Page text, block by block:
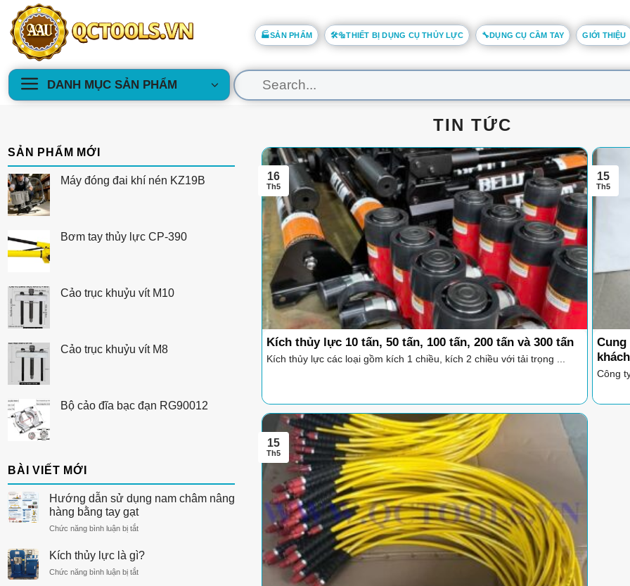
Skip
content
🏭SẢN PHẨM 🛠️🔩THIẾT BỊ DỤNG CỤ THỦY LỰC 🔧DỤNG CỤ CẦM TAY GIỚI THIỆU
DANH MỤC SẢN PHẨM
kiếm:
TIN TỨC
SẢN PHẨM MỚI
Máy đóng đai khí nén KZ19B
Bơm tay thủy lực CP-390
Cảo trục khuỷu vít M10
Cảo trục khuỷu vít M8
Bộ cảo đĩa bạc đạn RG90012
BÀI VIẾT MỚI
Hướng dẫn sử dụng nam châm nâng
hàng bằng tay gạt
Chức năng bình luận bị tắtở
dẫn
dụng
Kích thủy lực là gì?
Chức năng bình luận bị tắtở
Kích thủy lực 10 tấn, 50 tấn, 100 tấn, 200 tấn và 300 tấn
Kích thủy lực các loại gồm kích 1 chiều, kích 2 chiều với tải trọng ...
16
Th5
Cung
Công
15
Th5
15
Th5